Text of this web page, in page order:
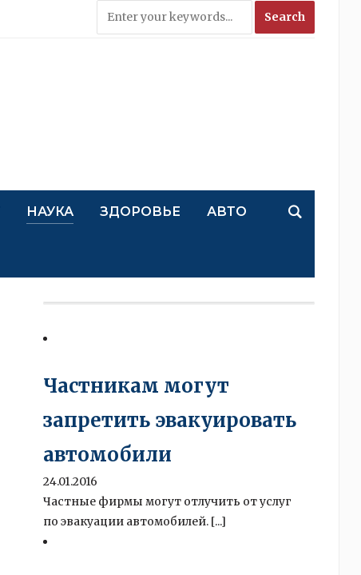
НАУКА ЗДОРОВЬЕ АВТО
Частникам могут
запретить эвакуировать
автомобили
24.01.2016
Частные фирмы могут отлучить от услуг
по эвакуации автомобилей. [...]